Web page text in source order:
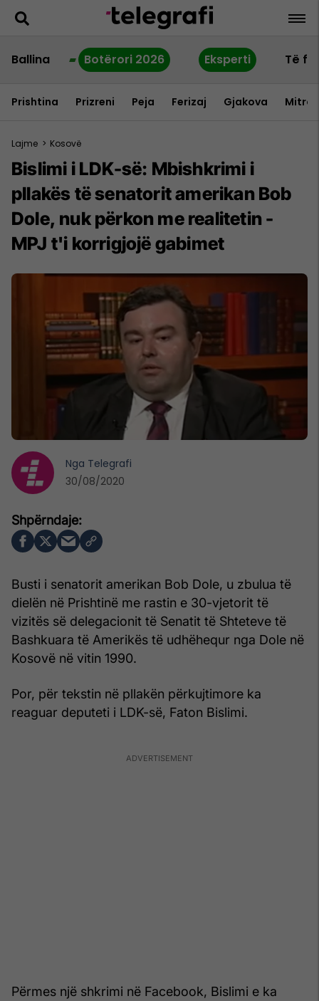
Ballina Botërori 2026 Eksperti Të
Prishtina Prizreni Peja Ferizaj Gjakova
Lajme > Kosovë
Bislimi i LDK-së: Mbishkrimi i
pllakës të senatorit amerikan Bob
Dole, nuk përkon me realitetin -
MPJ t'i korrigjojë gabimet
Busti i senatorit amerikan Bob Dole, u zbulua të
dielën në Prishtinë me rastin e 30-vjetorit të
vizitës së delegacionit të Senatit të Shteteve të
Bashkuara të Amerikës të udhëhequr nga Dole në
Kosovë në vitin 1990.
Por, për tekstin në pllakën përkujtimore ka
reaguar deputeti i LDK-së, Faton Bislimi.
Përmes një shkrimi në Facebook, Bislimi e ka
Nga Telegrafi
30/08/2020